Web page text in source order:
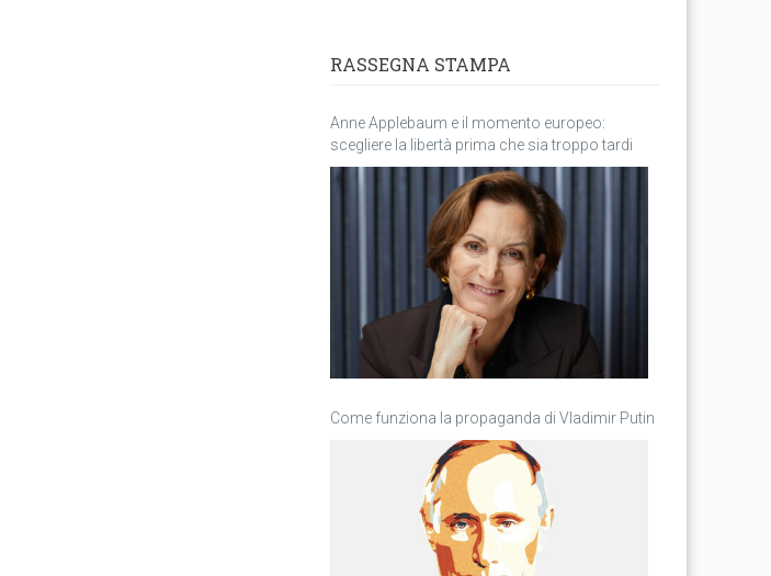
RASSEGNA STAMPA
Anne Applebaum e il momento europeo:
scegliere la libertà prima che sia troppo tardi
Come funziona la propaganda di Vladimir Putin